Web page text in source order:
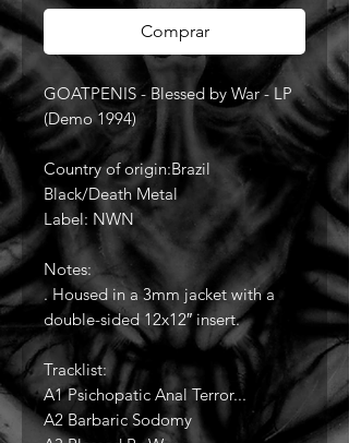
Comprar
GOATPENIS - Blessed by War - LP
(Demo 1994)
Country of origin:Brazil
Black/Death Metal
Label: NWN
Notes:
. Housed in a 3mm jacket with a
double-sided 12x12″ insert.
Tracklist:
A1 Psichopatic Anal Terror...
A2 Barbaric Sodomy